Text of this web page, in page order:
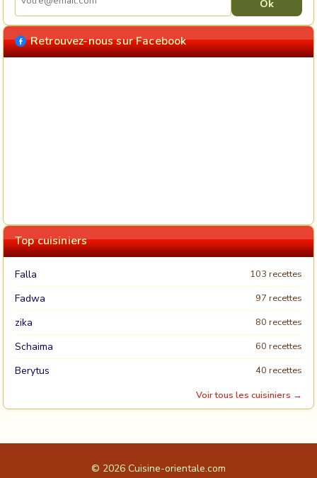
Retrouvez-nous sur Facebook
Top cuisiniers
Falla 103 recettes
Fadwa 97 recettes
zika 80 recettes
Schaima 60 recettes
Berytus
40 recettes
Voir tous les cuisiniers →
© 2026 Cuisine-orientale.com